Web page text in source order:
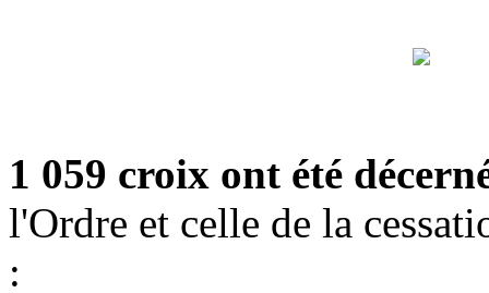
1 059 croix ont été
l'Ordre et celle de la
: